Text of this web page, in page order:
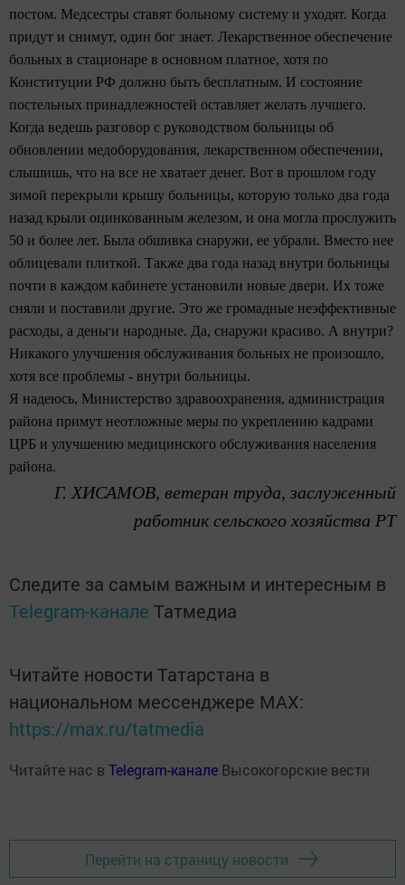
постом. Медсестры ставят больному систему и уходят. Когда
придут и снимут, один бог знает. Лекарственное обеспечение
больных в стационаре в основном платное, хотя по
Конституции РФ должно быть бесплатным. И состояние
постельных принадлежностей оставляет желать лучшего.
Когда ведешь разговор с руководством больницы об
обновлении медоборудования, лекарственном обеспечении,
слышишь, что на все не хватает денег. Вот в прошлом году
зимой перекрыли крышу больницы, которую только два года
назад крыли оцинкованным железом, и она могла прослужить
50 и более лет. Была обшивка снаружи, ее убрали. Вместо нее
облицевали плиткой. Также два года назад внутри больницы
почти в каждом кабинете установили новые двери. Их тоже
сняли и поставили другие. Это же громадные неэффективные
расходы, а деньги народные. Да, снаружи красиво. А внутри?
Никакого улучшения обслуживания больных не произошло,
хотя все проблемы - внутри больницы.
Я надеюсь, Министерство здравоохранения, администрация
района примут неотложные меры по укреплению кадрами
ЦРБ и улучшению медицинского обслуживания населения
района.
Г. ХИСАМОВ, ветеран труда, заслуженный
работник сельского хозяйства РТ
Следите за самым важным и интересным в
Telegram-канале Татмедиа
Читайте новости Татарстана в
национальном мессенджере MАХ:
https://max.ru/tatmedia
Читайте нас в Telegram-канале Высокогорские вести
Перейти на страницу новости